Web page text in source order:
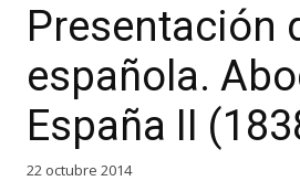
Presentación
española.
España II
22 octubre 2014